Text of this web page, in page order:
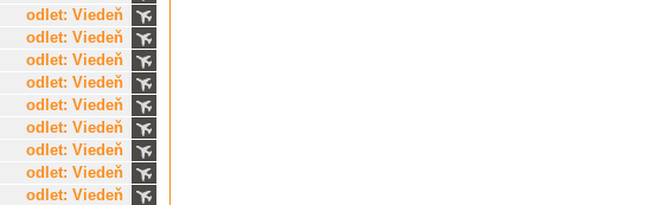
odlet: Viedeň
odlet: Viedeň
odlet: Viedeň
odlet: Viedeň
odlet: Viedeň
odlet: Viedeň
odlet: Viedeň
odlet: Viedeň
odlet: Viedeň